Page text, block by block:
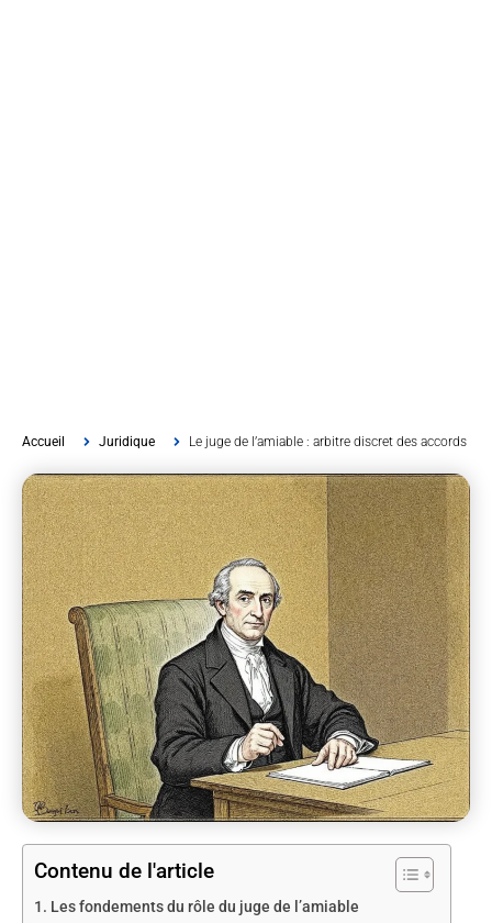
Accueil Juridique Le juge de l’amiable : arbitre discret des accords
Contenu de l'article
Les fondements du rôle du juge de l’amiable